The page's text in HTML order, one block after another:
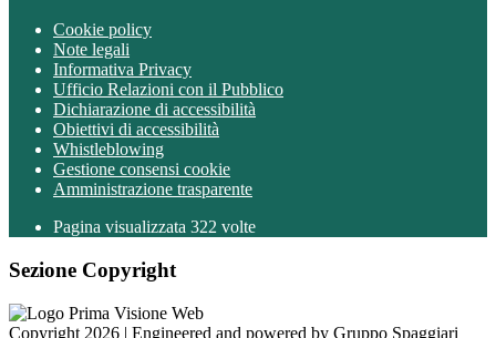
Cookie policy
Note legali
Informativa Privacy
Ufficio Relazioni con il Pubblico
Dichiarazione di accessibilità
Obiettivi di accessibilità
Whistleblowing
Gestione consensi cookie
Amministrazione trasparente
Pagina visualizzata 322 volte
Sezione Copyright
Copyright 2026 | Engineered and powered by Gruppo Spaggiari